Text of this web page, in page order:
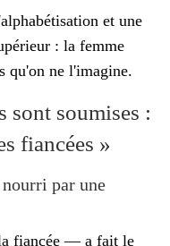
et une
: la femme
qu'on ne l'imagine.
sont soumises :
fiancées »
par une
fiancée — a fait le